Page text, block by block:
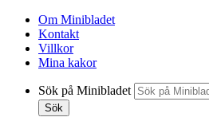
Om Minibladet
Kontakt
Villkor
Mina kakor
Sök på Minibladet
Sök